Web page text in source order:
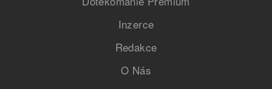
Inzerce
Redakce
O Nás